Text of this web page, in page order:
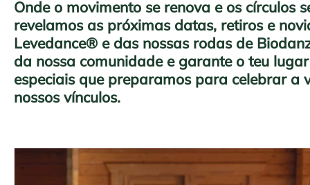
Onde o movimento se renova e os círculos
revelamos as próximas datas, retiros e
Levedance® e das nossas rodas de
da nossa comunidade e garante o teu
especiais que preparamos para celebrar a
nossos vínculos.